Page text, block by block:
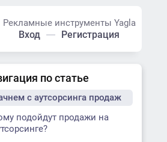
Рекламные инструменты Yagla
Вход Регистрация
по статье
с аутсорсинга продаж
подойдут продажи на